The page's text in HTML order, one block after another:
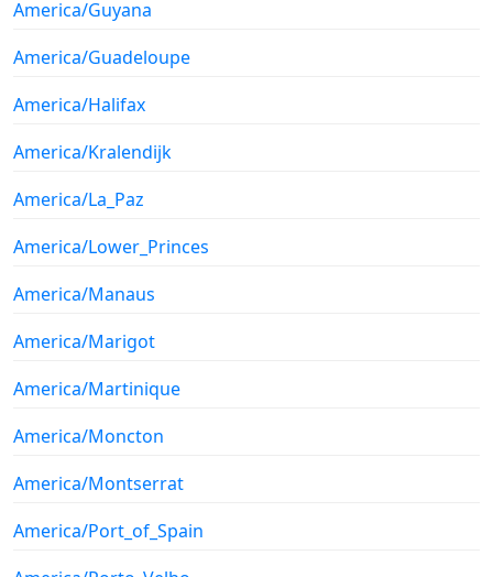
America/Guyana
America/Guadeloupe
America/Halifax
America/Kralendijk
America/La_Paz
America/Lower_Princes
America/Manaus
America/Marigot
America/Martinique
America/Moncton
America/Montserrat
America/Port_of_Spain